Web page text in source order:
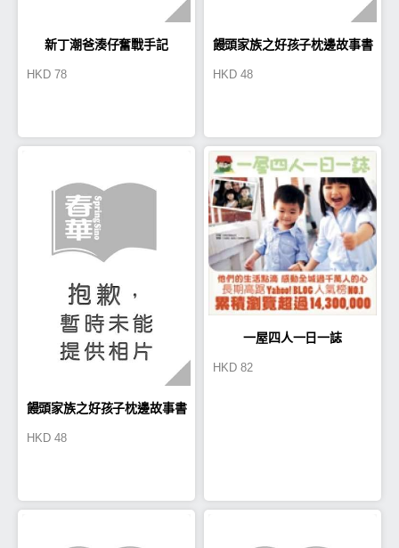
新丁潮爸湊仔奮戰手記
HKD 78
饅頭家族之好孩子枕邊故事書
HKD 48
饅頭家族之好孩子枕邊故事書
HKD 48
一屋四人一日一誌
HKD 82